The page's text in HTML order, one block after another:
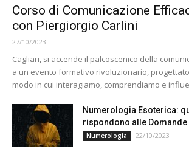
Corso di Comunicazione
con Piergiorgio Carlini
27/10/2023
Cagliari, si accende il palcoscenico della
a un evento formativo rivoluzionario,
modo in cui interagiamo, comprendiamo e
Numerologia Esoterica:
rispondono alle Domande
Numerologia 22/10/2023